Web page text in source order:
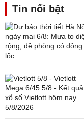
Tin nổi bật